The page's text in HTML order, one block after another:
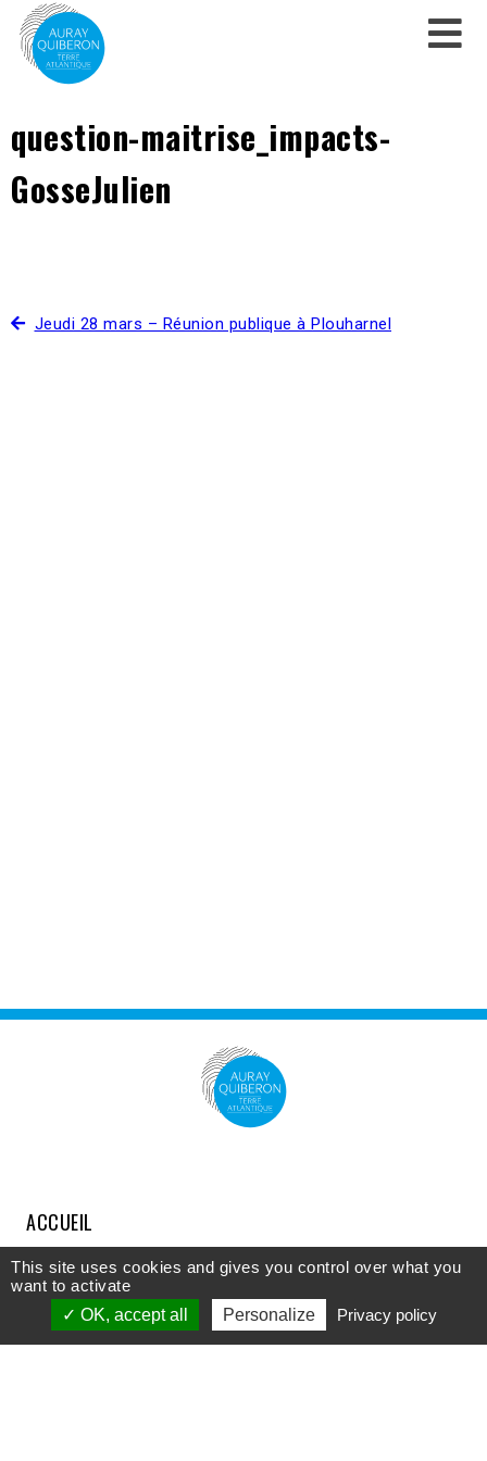
question-maitrise_impacts-
GosseJulien
Jeudi 28 mars – Réunion publique à Plouharnel
ACCUEIL
COMPRENDRE
DÉCOUVRIR
This site uses cookies and gives you control over what you
want to activate
OK, accept all
Personalize Privacy policy